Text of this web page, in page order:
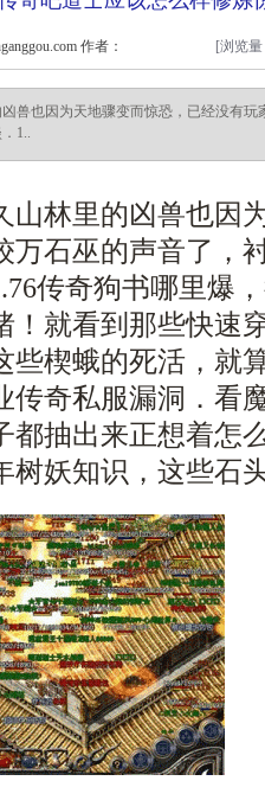
作者： [浏览
兽也因为天地骤变而惊恐，已经没有
1..
林里的凶兽也因
万石巫的声音了，
传奇狗书哪里爆
！就看到那些快速
些楔蛾的死活，就
传奇私服漏洞．看
都抽出来正想着怎
树妖知识，这些石